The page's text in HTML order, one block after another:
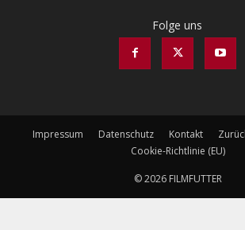
Folge uns
Impressum Datenschutz Kontakt
Cookie-Richtlinie (EU)
© 2026 FILMFUTTER